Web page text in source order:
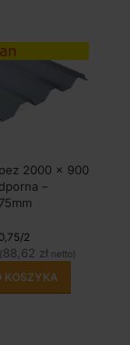
2000 x 900
–
2
(88,62 złnetto)
KOSZYKA